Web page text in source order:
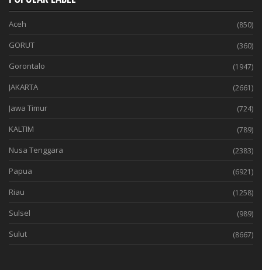
Aceh (850)
GORUT (360)
Gorontalo (1947)
JAKARTA (2661)
Jawa Timur (724)
KALTIM (789)
Nusa Tenggara (2383)
Papua (6921)
Riau (1258)
Sulsel (989)
Sulut (8667)